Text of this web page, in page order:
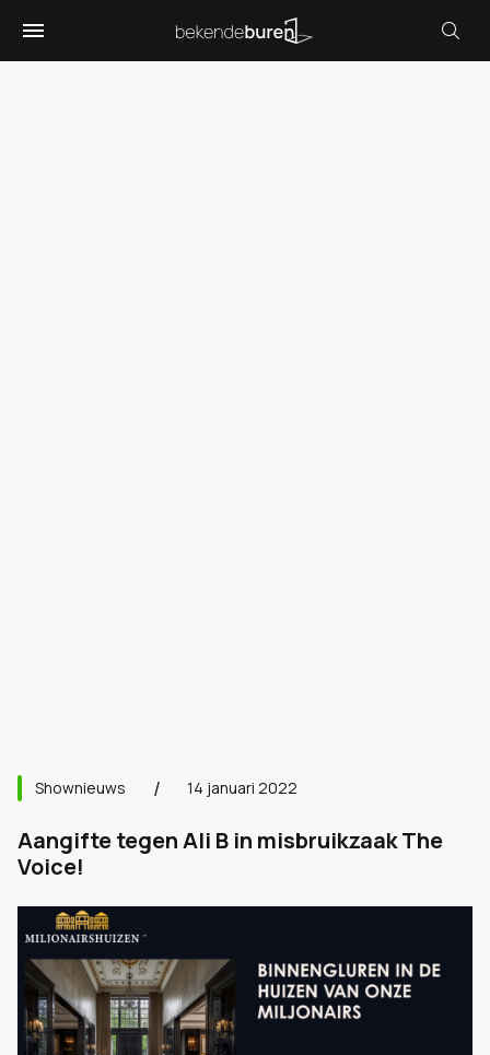
Shownieuws 14 januari 2022
Aangifte tegen Ali B in misbruikzaak The
Voice!